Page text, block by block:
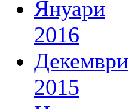
Януари
2016
Декември
2015